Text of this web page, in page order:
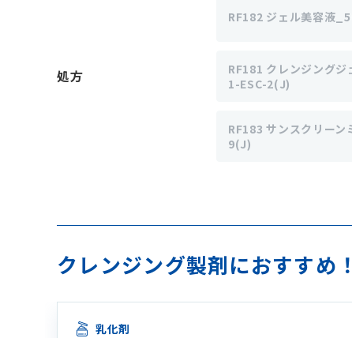
処方
RF182 ジェル美容液
RF181 クレンジング
1-ESC-2(J)
RF183 サンスクリー
9(J)
クレンジング製剤におすすめ
乳化剤